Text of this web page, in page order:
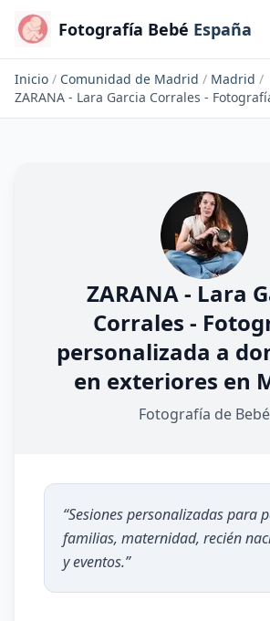
Fotografía Bebé España
Inicio / Comunidad de Madrid / Madrid /
ZARANA - Lara
Corrales -
personalizada a
en exteriores en
Fotografía de Bebé
“Sesiones personalizadas para
familias, maternidad, recién
y eventos.”